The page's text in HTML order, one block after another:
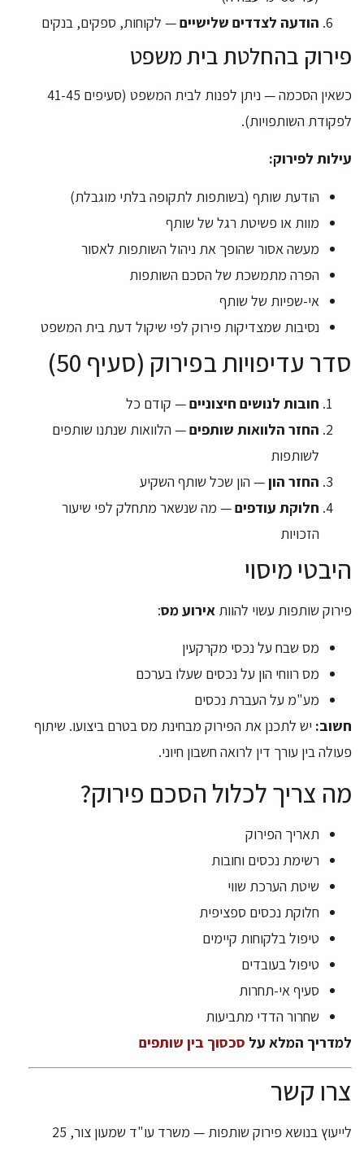
הודעה לצדדים שלישיים— לקוחות, ספקים, בנקים
פירוק בהחלטת בית משפט
כשאין הסכמה — ניתן לפנות לבית המשפט (סעיפים 41-45
לפקודת השותפויות).
עילות לפירוק:
הודעת שותף (בשותפות לתקופה בלתי מוגבלת)
מוות או פשיטת רגל של שותף
מעשה אסור שהופך את ניהול השותפות לאסור
הפרה מתמשכת של הסכם השותפות
אי-שפיות של שותף
נסיבות שמצדיקות פירוק לפי שיקול דעת בית המשפט
סדר עדיפויות בפירוק (סעיף 50)
חובות לנושים חיצוניים— קודם כל
החזר הלוואות שותפים— הלוואות שנתנו שותפים
לשותפות
החזר הון— הון שכל שותף השקיע
חלוקת עודפים— מה שנשאר מתחלק לפי שיעור
הזכויות
היבטי מיסוי
פירוק שותפות עשוי להוות אירוע מס:
מס שבח על נכסי מקרקעין
מס רווחי הון על נכסים שעלו בערכם
מע"מ על העברת נכסים
חשוב: יש לתכנן את הפירוק מבחינת מס בטרם ביצועו. שיתוף
פעולה בין עורך דין לרואה חשבון חיוני.
מה צריך לכלול הסכם פירוק?
תאריך הפירוק
רשימת נכסים וחובות
שיטת הערכת שווי
חלוקת נכסים ספציפית
טיפול בלקוחות קיימים
טיפול בעובדים
סעיף אי-תחרות
שחרור הדדי מתביעות
למדריך המלא על סכסוך בין שותפים
צרו קשר
לייעוץ בנושא פירוק שותפות — משרד עו"ד שמעון צור, 25